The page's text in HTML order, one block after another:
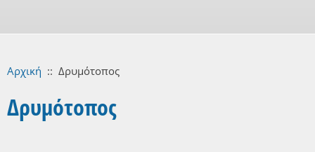
Αρχική :: Δρυμότοπος
Δρυμότοπος